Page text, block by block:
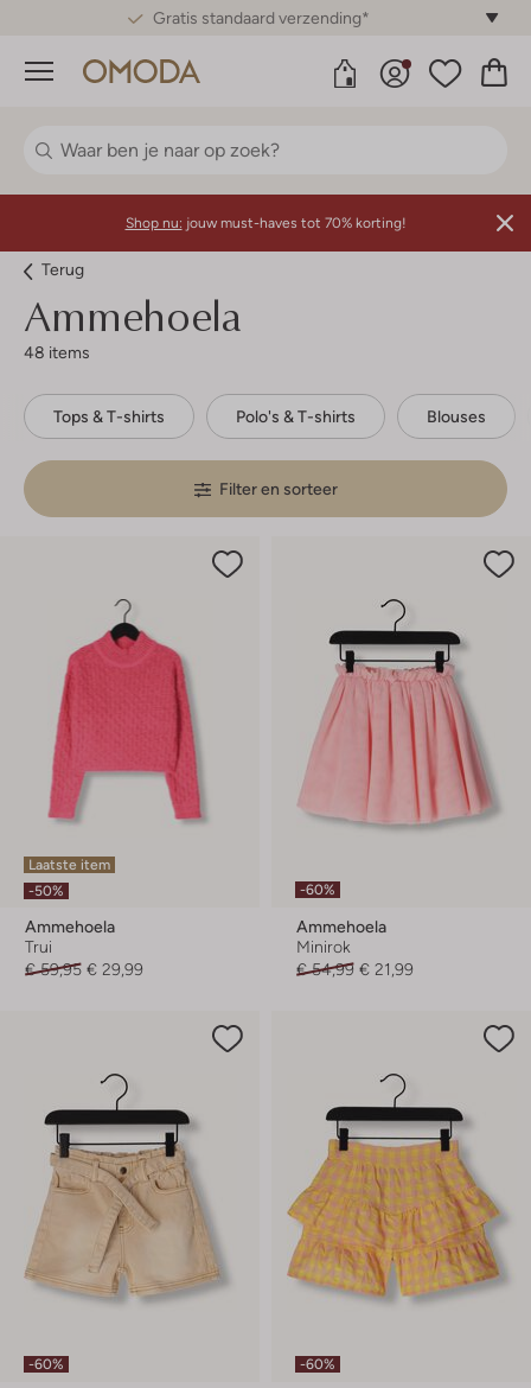
Gratis standaard verzending*
Menu
Shop nu: jouw must-haves tot 70% korting!
Terug
Ammehoela
48 items
Tops & T-shirts Polo's & T-shirts Blouses
Filter en sorteer
Laatste item
-50%
Ammehoela
Trui
€ 59,95 € 29,99
-60%
Ammehoela
Minirok
€ 54,99 € 21,99
-60% -60%